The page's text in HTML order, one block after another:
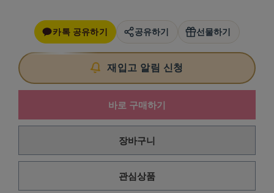
카톡 공유하기 공유하기 선물하기
재입고 알림 신청
바로 구매하기
장바구니
관심상품